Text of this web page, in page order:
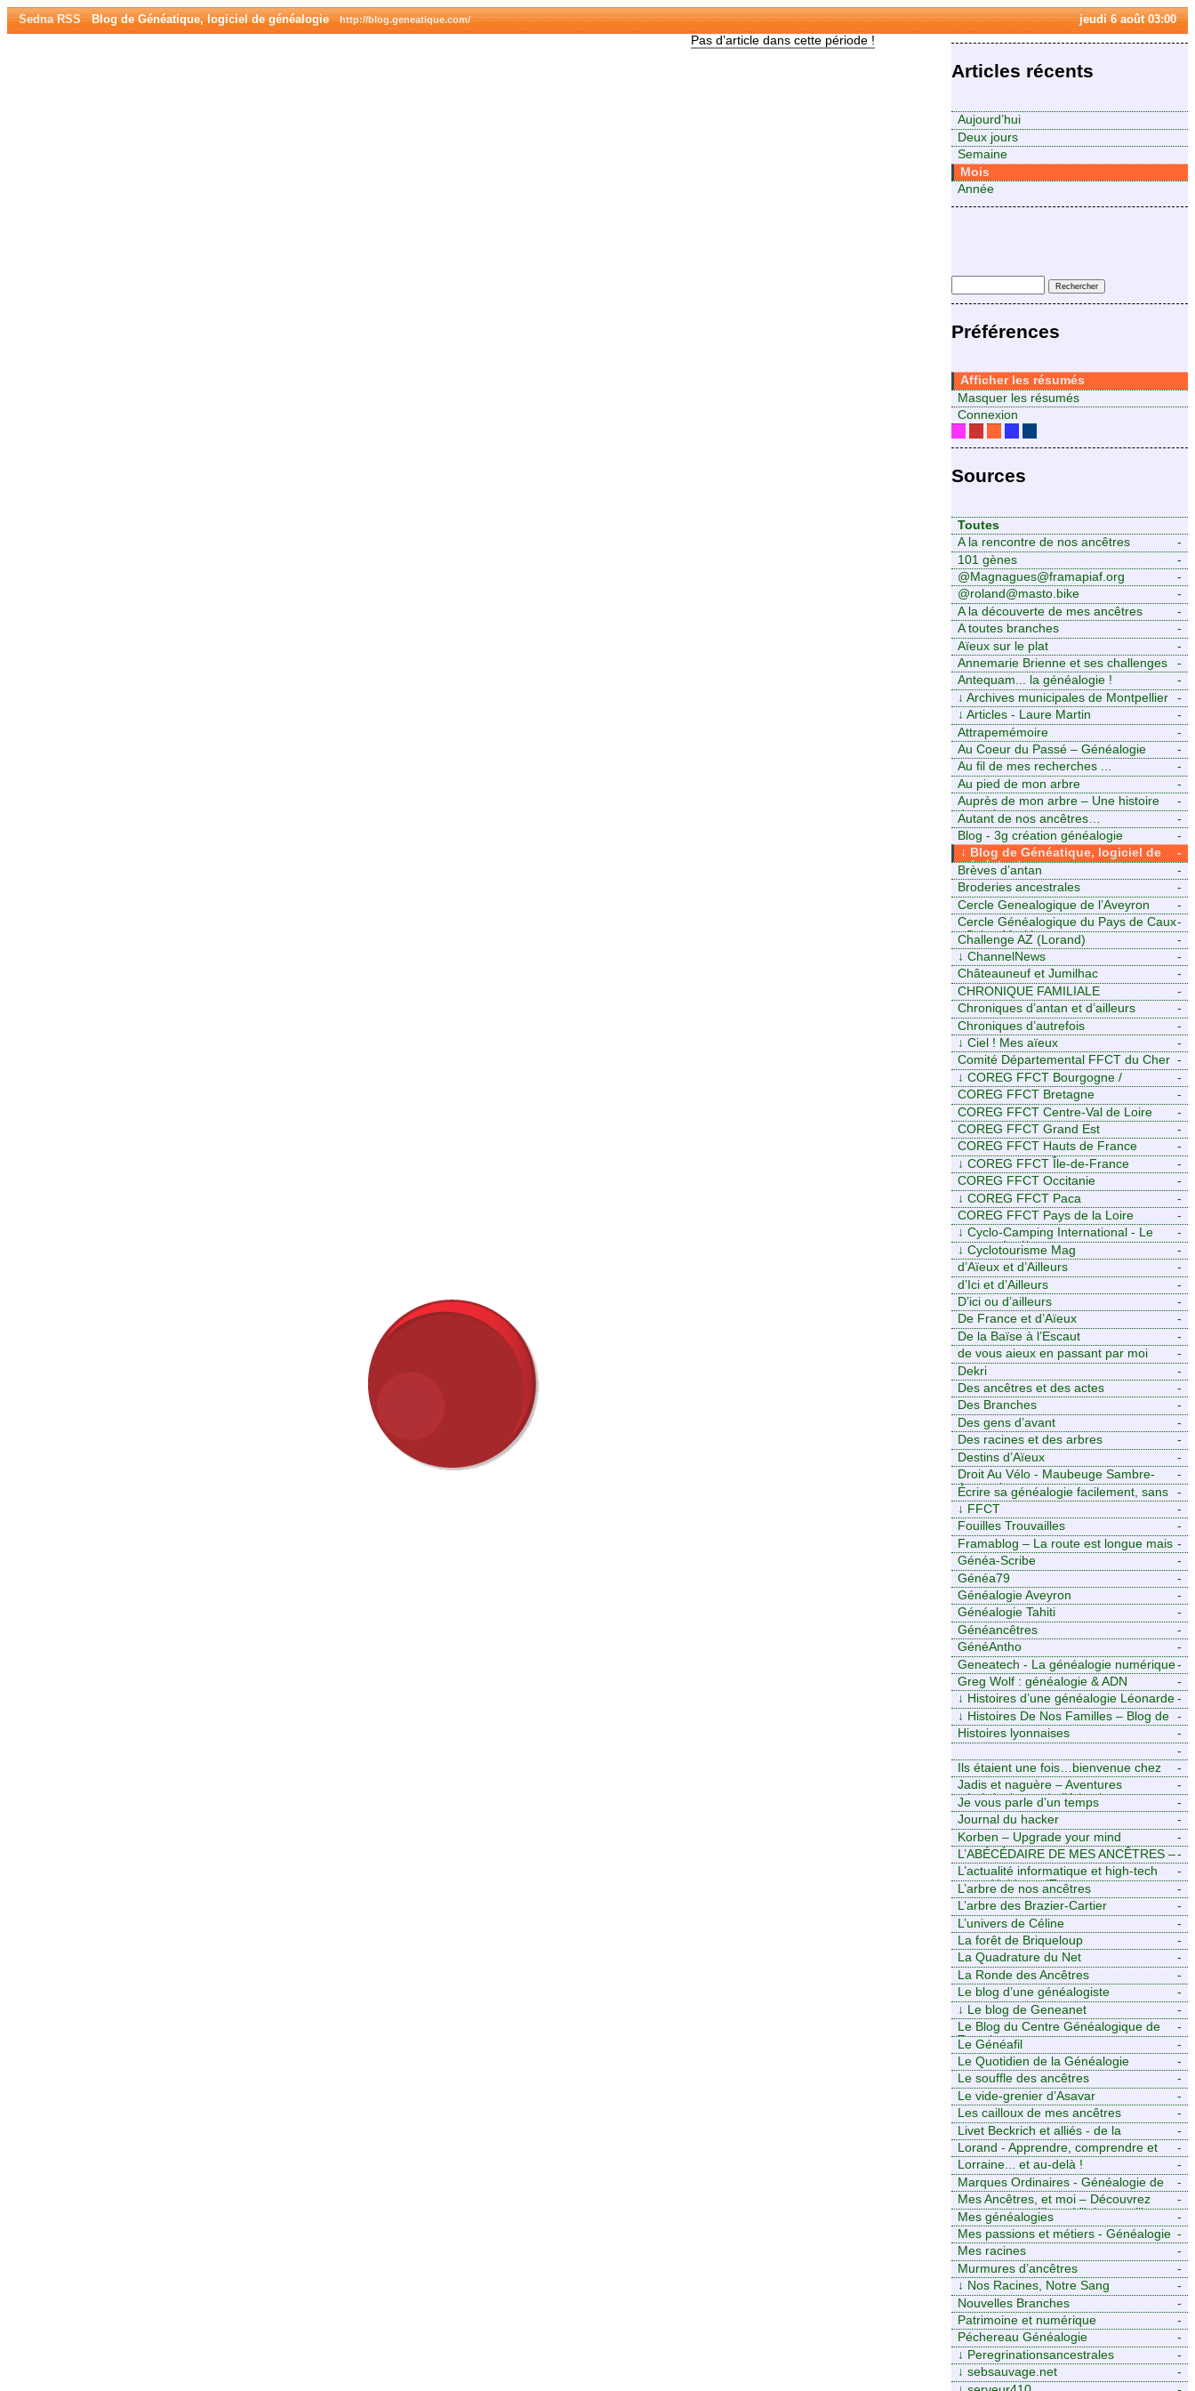
Sedna RSSBlog de Généatique, logiciel de généalogiehttp://blog.geneatique.com/ jeudi 6 août 03:00
Articles récents
Aujourd’hui
Deux jours
Semaine
Mois
Année
Préférences
Afficher les résumés
Masquer les résumés
Connexion
Sources
Toutes
-
A la rencontre de nos ancêtres
-
101 gènes
-
@Magnagues@framapiaf.org
-
@roland@masto.bike
-
A la découverte de mes ancêtres
-
A toutes branches
-
Aïeux sur le plat
-
Annemarie Brienne et ses challenges
de A à Z
-
Antequam... la généalogie !
-
↓ Archives municipales de Montpellier
-
↓ Articles - Laure Martin
-
Attrapemémoire
-
Au Coeur du Passé – Généalogie
Familiale
-
Au fil de mes recherches ...
-
Au pied de mon arbre
-
Auprès de mon arbre – Une histoire
de racines
-
Autant de nos ancêtres…
-
Blog - 3g création généalogie
-
↓ Blog de Généatique, logiciel de
généalogie
-
Brèves d’antan
-
Broderies ancestrales
-
Cercle Genealogique de l’Aveyron
-
Cercle Généalogique du Pays de Caux
- Seine-Maritime
-
Challenge AZ (Lorand)
-
↓ ChannelNews
-
Châteauneuf et Jumilhac
-
CHRONIQUE FAMILIALE
-
Chroniques d’antan et d’ailleurs
-
Chroniques d’autrefois
-
↓ Ciel ! Mes aïeux
-
Comité Départemental FFCT du Cher
-
↓ COREG FFCT Bourgogne /
Franche-Comté
-
COREG FFCT Bretagne
-
COREG FFCT Centre-Val de Loire
-
COREG FFCT Grand Est
-
COREG FFCT Hauts de France
-
↓ COREG FFCT Île-de-France
-
COREG FFCT Occitanie
-
↓ COREG FFCT Paca
-
COREG FFCT Pays de la Loire
-
↓ Cyclo-Camping International - Le
voyage à vélo
-
↓ Cyclotourisme Mag
-
d’Aïeux et d’Ailleurs
-
d’Ici et d’Ailleurs
-
D’ici ou d’ailleurs
-
De France et d’Aïeux
-
De la Baïse à l’Escaut
-
de vous aieux en passant par moi
-
Dekri
-
Des ancêtres et des actes
-
Des Branches
-
Des gens d’avant
-
Des racines et des arbres
-
Destins d’Aïeux
-
Droit Au Vélo - Maubeuge Sambre-
Avesnois
-
Écrire sa généalogie facilement, sans
stress avec Généalordi
-
↓ FFCT
-
Fouilles Trouvailles
-
Framablog – La route est longue mais
la voie est libre…
-
Généa-Scribe
-
Généa79
-
Généalogie Aveyron
-
Généalogie Tahiti
-
Généancêtres
-
GénéAntho
-
Geneatech - La généalogie numérique
à portée de tous
-
Greg Wolf : généalogie & ADN
-
↓ Histoires d’une généalogie Léonarde
-
↓ Histoires De Nos Familles – Blog de
généalogie
-
Histoires lyonnaises
-
https://
-
Ils étaient une fois…bienvenue chez
mes ancêtres. – Une histoire
tourangelle, mais pas seulement.
-
Jadis et naguère – Aventures
généalogiques de l’Atlantique aux
contreforts des Alpes
-
Je vous parle d’un temps
-
Journal du hacker
-
Korben – Upgrade your mind
-
L’ABÉCÉDAIRE DE MES ANCÊTRES –
Tout ce que j’aurais aimé savoir sur ma
famille mais n’ai jamais osé demander
-
L’actualité informatique et high-tech
pour décideurs IT.
-
L’arbre de nos ancêtres
-
L’arbre des Brazier-Cartier
-
L’univers de Céline
-
La forêt de Briqueloup
-
La Quadrature du Net
-
La Ronde des Ancêtres
-
Le blog d’une généalogiste
-
↓ Le blog de Geneanet
-
Le Blog du Centre Généalogique de
Touraine -
-
Le Généafil
-
Le Quotidien de la Généalogie
-
Le souffle des ancêtres
-
Le vide-grenier d’Asavar
-
Les cailloux de mes ancêtres
-
Livet Beckrich et alliés - de la
généalogie à l’écriture.
-
Lorand - Apprendre, comprendre et
transmettre pour exister. (Descartes)
-
Lorraine... et au-delà !
-
Marques Ordinaires - Généalogie de
Moselle et d’ailleurs
-
Mes Ancêtres, et moi – Découvrez
mes aïeux en Ille-et-Vilaine et ailleurs
-
Mes généalogies
-
Mes passions et métiers - Généalogie
et Tir à l’Arc
-
Mes racines
-
Murmures d’ancêtres
-
↓ Nos Racines, Notre Sang
-
Nouvelles Branches
-
Patrimoine et numérique
-
Péchereau Généalogie
-
↓ Peregrinationsancestrales
-
↓ sebsauvage.net
Pas d’article dans cette période !